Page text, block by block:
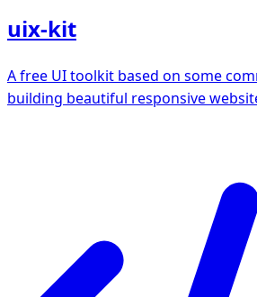
uix-kit
A free UI toolkit based on some
building beautiful responsive